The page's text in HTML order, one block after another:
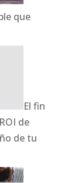
que
El fin
de
de tu